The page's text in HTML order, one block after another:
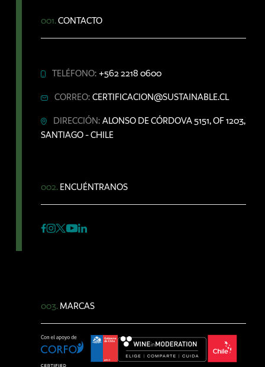
001.CONTACTO
TELÉFONO: +562 2218 0600
CORREO: CERTIFICACION@SUSTAINABLE.CL
DIRECCIÓN: ALONSO DE CÓRDOVA 5151, OF 1203,
SANTIAGO - CHILE
002. ENCUÉNTRANOS
003. MARCAS